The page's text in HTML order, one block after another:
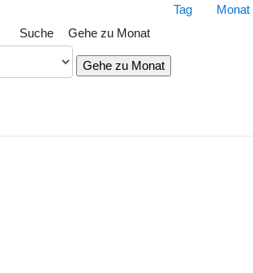
Suche Gehe zu Monat
Gehe zu Monat